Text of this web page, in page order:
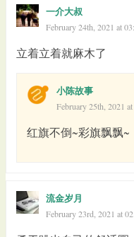
一介大叔
February 24th, 2021 at
立着立着就麻木了
小陈故事
February 25th, 2021
红旗不倒~彩旗飘飘~
流金岁月
February 23rd, 2021 at